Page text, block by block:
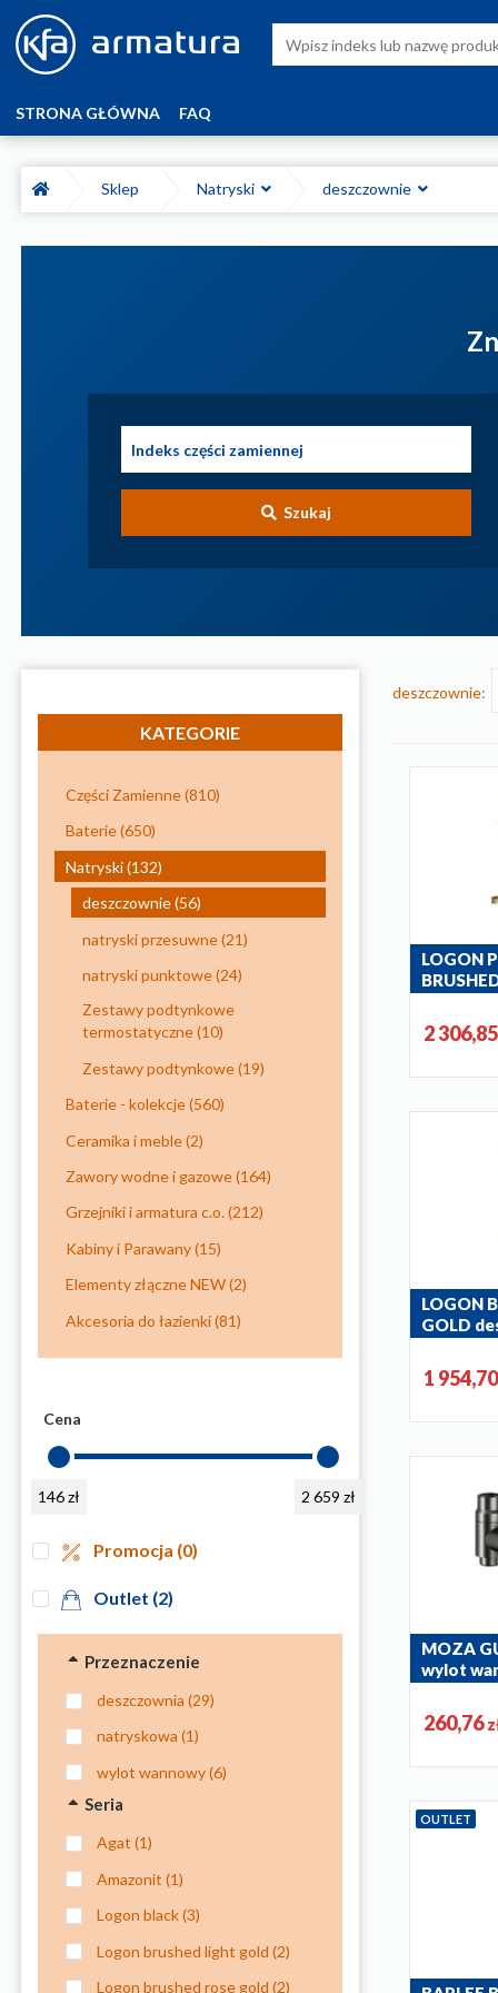
STRONA GŁÓWNA FAQ
Sklep Natryski deszczownie
Szukaj
KATEGORIE
Części Zamienne(810)
Baterie(650)
Natryski(132)
deszczownie(56)
natryski przesuwne(21)
natryski punktowe(24)
Zestawy podtynkowe
termostatyczne(10)
Zestawy podtynkowe(19)
Baterie - kolekcje(560)
Ceramika i meble(2)
Zawory wodne i gazowe(164)
Grzejniki i armatura c.o.(212)
Kabiny i Parawany(15)
Elementy złączne NEW(2)
Akcesoria do łazienki(81)
Cena
146 zł 2 659 zł
Promocja (0)
Outlet (2)
Przeznaczenie
deszczownia (29)
natryskowa (1)
wylot wannowy(6)
Seria
agat (1)
amazonit (1)
logon black(3)
logon brushed light gold (2)
logon brushed rose gold (2)
deszczownie:
LOGON
5746-920-39
2 306,85
LOGON
GOLD
składaną
wannową
1 954,70
MOZA
wylot
835-670-61
260,76
OUTLET